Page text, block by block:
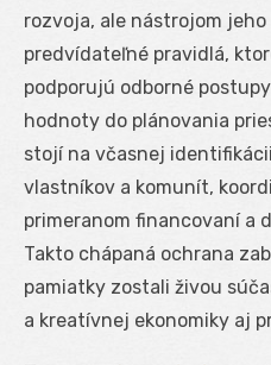
rozvoja, ale nástrojom
predvídateľné pravidlá,
podporujú odborné
hodnoty do plánovania
stojí na včasnej
vlastníkov a komunít,
primeranom financovaní a
Takto chápaná ochrana
pamiatky zostali živou
a kreatívnej ekonomiky aj